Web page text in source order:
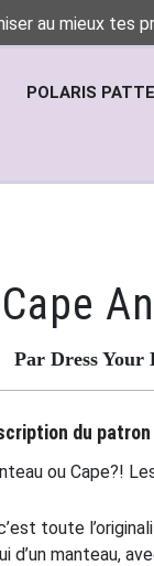
au mieux tes
POLARIS
Cape
Par Dress Your
du patron
ou Cape?!
toute
d’un manteau,